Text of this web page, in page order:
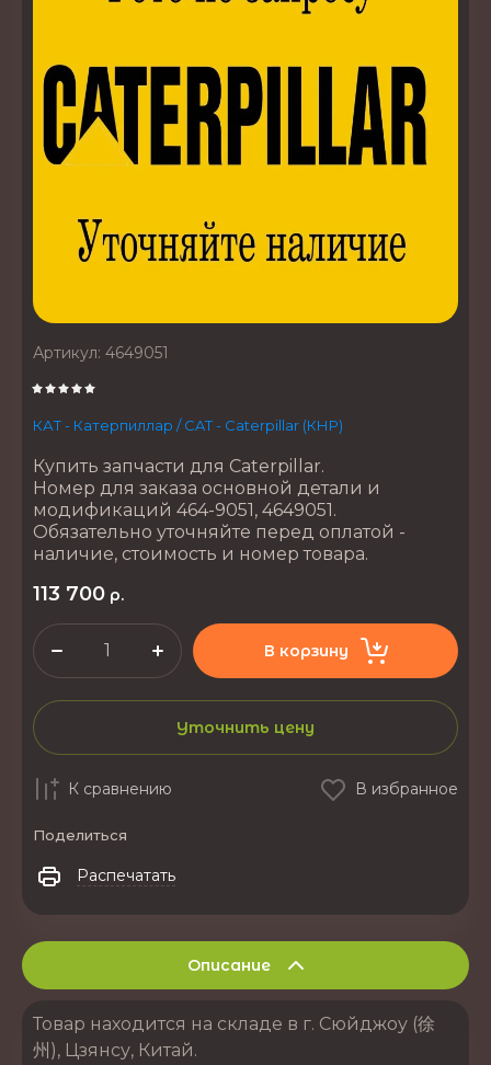
Артикул: 4649051
КАТ - Катерпиллар / CAT - Caterpillar (КНР)
Купить запчасти для Caterpillar.
Номер для заказа основной детали и
модификаций 464-9051, 4649051.
Обязательно уточняйте перед оплатой -
наличие, стоимость и номер товара.
113 700 р.
В корзину
Уточнить цену
К сравнению В избранное
Поделиться
Распечатать
Описание
Товар находится на складе в г. Сюйджоу (徐
州), Цзянсу, Китай.